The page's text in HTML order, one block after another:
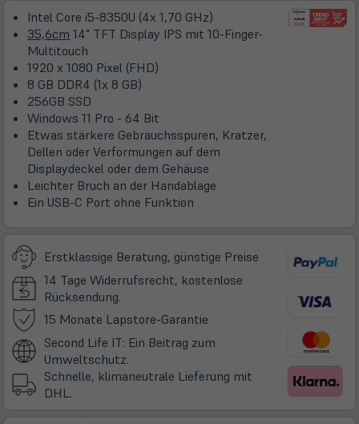
Tab)
Intel Core i5-8350U (4x 1,70 GHz)
35,6cm 14" TFT Display IPS mit 10-Finger-
Multitouch
1920 x 1080 Pixel (FHD)
8 GB DDR4 (1x 8 GB)
256GB SSD
Windows 11 Pro - 64 Bit
Etwas stärkere Gebrauchsspuren, Kratzer,
Dellen oder Verformungen auf dem
Displaydeckel oder dem Gehäuse
Leichter Bruch an der Handablage
Ein USB-C Port ohne Funktion
Erstklassige Beratung, günstige Preise
14 Tage Widerrufsrecht, kostenlose
Rücksendung.
15 Monate Lapstore-Garantie
neuem
Second Life IT: Ein Beitrag zum
Umweltschutz.
Schnelle, klimaneutrale Lieferung mit
DHL.